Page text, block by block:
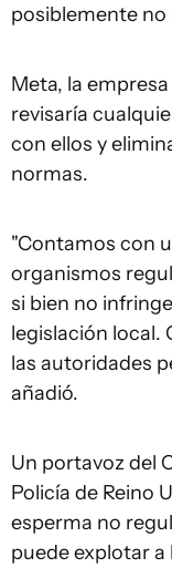
posiblemente no
Meta, la
revisaría
con ellos y
normas.
"Contamos con
organismos
si bien no
legislación local.
las autoridades
añadió.
Un portavoz del
Policía de Reino
esperma no
puede explotar a